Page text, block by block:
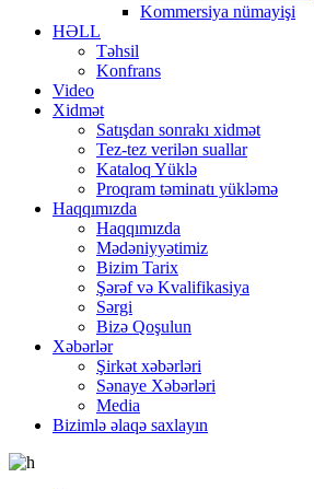
Kommersiya nümayişi
HƏLL
Təhsil
Konfrans
Video
Xidmət
Satışdan sonrakı xidmət
Tez-tez verilən suallar
Kataloq Yüklə
Proqram təminatı yükləmə
Haqqımızda
Haqqımızda
Mədəniyyətimiz
Bizim Tarix
Şərəf və Kvalifikasiya
Sərgi
Bizə Qoşulun
Xəbərlər
Şirkət xəbərləri
Sənaye Xəbərləri
Media
Bizimlə əlaqə saxlayın